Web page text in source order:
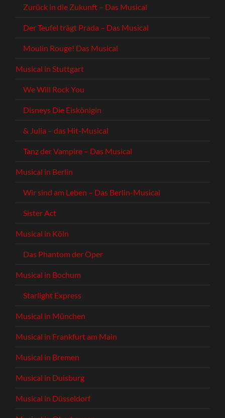
Zurück in die Zukunft – Das Musical
Der Teufel trägt Prada – Das Musical
Moulin Rouge! Das Musical
Musical in Stuttgart
We Will Rock You
Disneys Die Eiskönigin
& Julia – das Hit-Musical
Tanz der Vampire – Das Musical
Musical in Berlin
Wir sind am Leben – Das Berlin-Musical
Sister Act
Musical in Köln
Das Phantom der Oper
Musical in Bochum
Starlight Express
Musical in München
Musical in Frankfurt am Main
Musical in Bremen
Musical in Duisburg
Musical in Düsseldorf